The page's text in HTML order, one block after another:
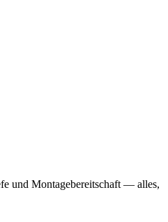
und Montagebereitschaft — alles,